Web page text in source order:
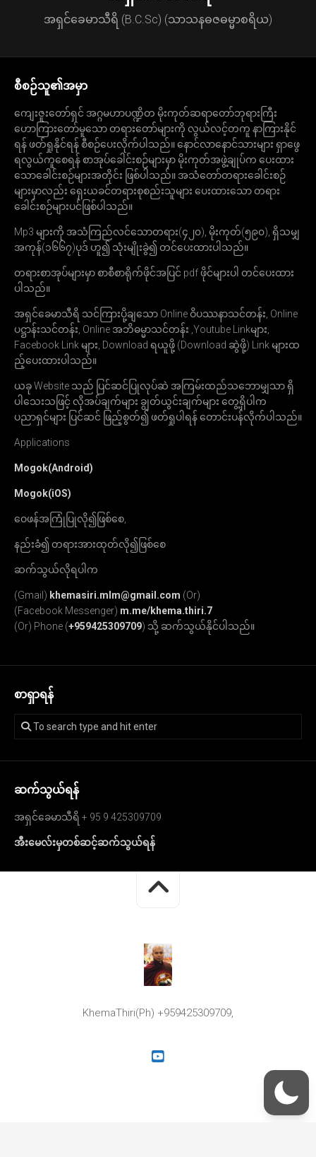
အရှင်ခေမာသီရိ (B.C.Sc) (သာသနဓဇဓမ္မာစရိယ)
စီစဉ်သူ၏အမှာ
ကျေးဇူးတော်ရှင် အဂ္ဂမဟာပဏ္ဍိတ မိုးကုတ်ဆရာတော်ဘုရား​ကြီး
ဟောကြားတော်မူသော တရားတော်များကို လွယ်​လင့်တကူ နာကြားနိုင်
ရန် ဖတ်ရှုနိုင်ရန် စီစဉ်ပေးလိုက်ပါသည်။ နောင်လာနောင်သားများ ရှာဖွေ
ရလွယ်ကူစေရန် စာအုပ်ခေါင်းစဉ်များမှာ မိုးကုတ်အဖွဲ့ချုပ်က ပေးထား
သောခေါင်းစဉ်များအတိုင်း ဖြစ်ပါသည်။ အသံတော်တရားခေါင်းစဉ်
များမှာလည်း ရှေးယခင်တရားစုစည်းသူများ ပေးထားသော တရား
ခေါင်းစဉ်များပင်ဖြစ်ပါသည်။
Mp3 များကို အသံကြည်လင်သောတရား(၄၂၀), မိုးကုတ်(၅၉၀), ရှိသမျှ
အကုန်(၁၆၆၇)ပုဒ် ဟူ၍ သုံးမျိုးခွဲ၍ တင်ပေးထားပါသည်။
တရားစာအုပ်များမှာ စာစီစာရိုက်ဖိုင်အ​ပြင် pdf ဖိုင်များပါ တင်ပေးထား
ပါသည်။
အရှင်ခေမာသီရိ သင်ကြားပို့​ချသော Online ဝိပဿနာသင်တန်း, Online
ပဋ္ဌာန်းသင်တန်း, Online အဘိဓမ္မာသင်တန်း ,Youtube Linkများ,
Facebook Link များ, Download ရယူဖို့ (Download ဆွဲဖို့) Link များထ
ည့်ပေးထားပါသည်။
ယခု Website သည် ပြင်ဆင်ပြုလုပ်ဆဲ အကြမ်းထည်သဘောမျှသာ ရှိ
ပါသေးသဖြင့် လိုအပ်ချက်များ ချွတ်ယွင်းချက်များ တွေ့ရှိပါက
ပညာရှင်များ ပြင်ဆင် ဖြည့်စွတ်၍ ဖတ်ရှုပါရန် တောင်းပန်လိုက်ပါသည်။
Applications
Mogok(Android)
Mogok(iOS)
ဝေဖန်အ​ကြုံ​ပြုလို၍ဖြစ်စေ,
နည်းခံ၍ တရားအားထုတ်လို၍ဖြစ်စေ
ဆက်သွယ်လိုရပါက
(Gmail) khemasiri.mlm@gmail.com (Or)
(Facebook Messenger) m.me/khema.thiri.7
(Or) Phone (+959425309709) သို့ ဆက်သွယ်နိုင်ပါသည်။
စာရှာရန်
ဆက်သွယ်ရန်
အရှင်ခေမာသီရိ + 95 9 425309709
အီးမေလ်းမှတစ်ဆင့်ဆက်သွယ်ရန်
KhemaThiri(Ph) +959425309709,